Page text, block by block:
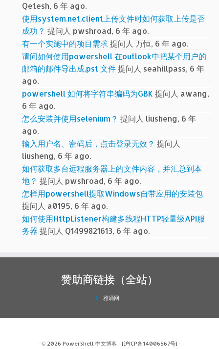
Qetesh, 6 年 ago.
使用system.net.client上传文件时如何获取上传是否
成功？ 提问人 pwshroad, 6 年 ago.
有一个实施中的项目需求提问人 万恒, 6 年 ago.
请问如何使用powershell 在outlook中把某个用户的
邮箱的邮件导出成.pst 文件提问人 seahillpass, 6 年
ago.
powershell 如何将字符串编码为GBK 提问人 awang,
6 年 ago.
怎么安装并使用selenium？ 提问人 liusheng, 6 年
ago.
输入用户名、密码后，点击登录无效？ 提问人
liusheng, 6 年 ago.
如何获取多台远程服务器上的文件内容，并汇总到本
地？ 提问人 pwshroad, 6 年 ago.
怎样用powershell提取Windows自带应用的安装包
提问人 a0195, 6 年 ago.
如何使用HttpListener构建多线程HTTP轻量级API服
务器 提问人 Q1499821613, 6 年 ago.
赞助商链接（全站）
雅诵网
· © 2026 PowerShell 中文博客 · [沪ICP备14006567号] ·